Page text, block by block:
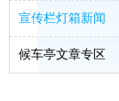
宣传栏灯箱新闻
候车亭文章专区